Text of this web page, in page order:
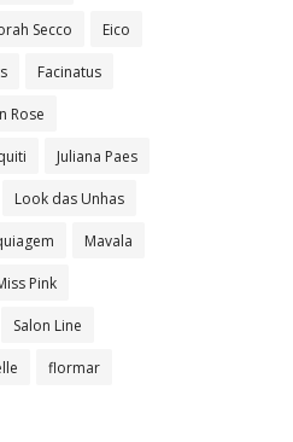
Secco Eico
Facinatus
Rose
Juliana Paes
Look das Unhas
Mavala
Pink
Salon Line
flormar